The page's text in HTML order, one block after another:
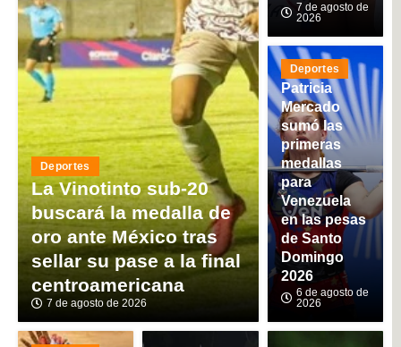
Deportes
La Vinotinto sub-20
buscará la medalla de
oro ante México tras
sellar su pase a la final
centroamericana
7 de agosto de 2026
7 de agosto de
2026
Deportes
Patricia
Mercado
sumó las
primeras
medallas
para
Venezuela
en las pesas
de Santo
Domingo
2026
6 de agosto de
2026